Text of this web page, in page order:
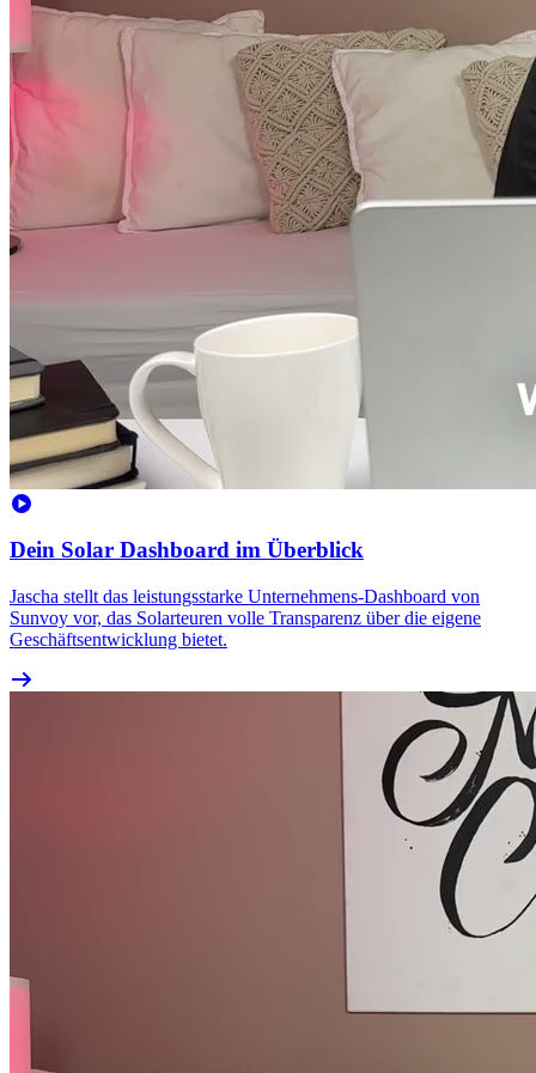
Dein Solar Dashboard im Überblick
Jascha stellt das leistungsstarke Unternehmens-Dashboard von
Sunvoy vor, das Solarteuren volle Transparenz über die eigene
Geschäftsentwicklung bietet.